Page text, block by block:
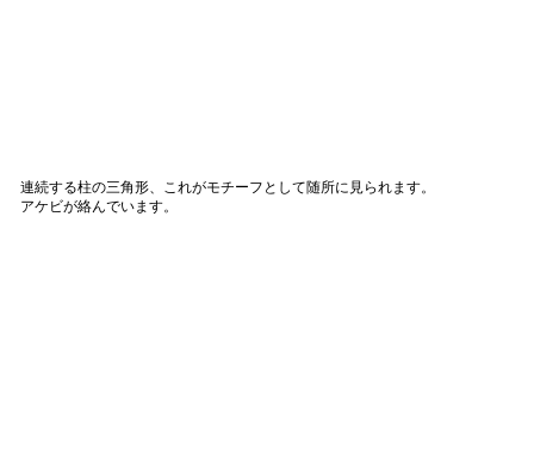
連続する柱の三角形、これがモチーフとして随所に見られます。
アケビが絡んでいます。